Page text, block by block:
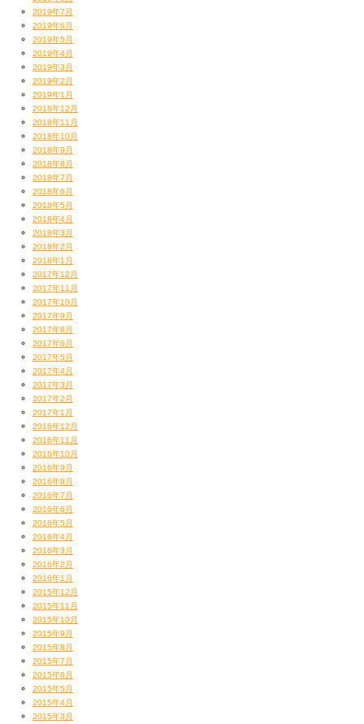
2019年7月
2019年6月
2019年5月
2019年4月
2019年3月
2019年2月
2019年1月
2018年12月
2018年11月
2018年10月
2018年9月
2018年8月
2018年7月
2018年6月
2018年5月
2018年4月
2018年3月
2018年2月
2018年1月
2017年12月
2017年11月
2017年10月
2017年9月
2017年8月
2017年6月
2017年5月
2017年4月
2017年3月
2017年2月
2017年1月
2016年12月
2016年11月
2016年10月
2016年9月
2016年8月
2016年7月
2016年6月
2016年5月
2016年4月
2016年3月
2016年2月
2016年1月
2015年12月
2015年11月
2015年10月
2015年9月
2015年8月
2015年7月
2015年6月
2015年5月
2015年4月
2015年3月